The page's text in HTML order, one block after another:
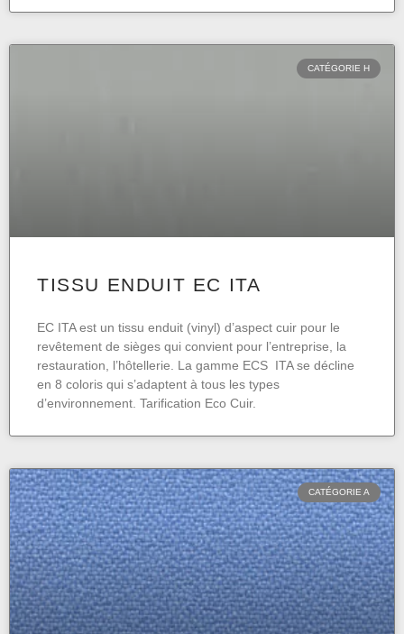
CATÉGORIE H
TISSU ENDUIT EC ITA
EC ITA est un tissu enduit (vinyl) d’aspect cuir pour le
revêtement de sièges qui convient pour l’entreprise, la
restauration, l’hôtellerie. La gamme ECS ITA se décline
en 8 coloris qui s’adaptent à tous les types
d’environnement. Tarification Eco Cuir.
CATÉGORIE A